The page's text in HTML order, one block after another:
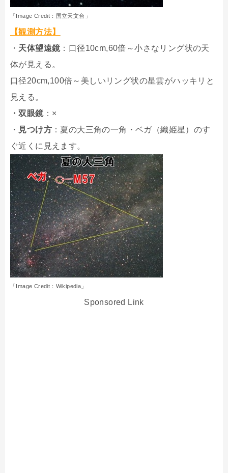
「Image Credit：国立天文台」
【観測方法】
・ 天体望遠鏡：口径10cm,60倍～小さなリング状の天
体が見える。
口径20cm,100倍～美しいリング状の星雲がハッキリと
見える。
・双眼鏡：×
・ 見つけ方 ：夏の大三角の一角・ベガ（織姫星）のす
ぐ近くに見えます。
「Image Credit：Wikipedia」
Sponsored Link